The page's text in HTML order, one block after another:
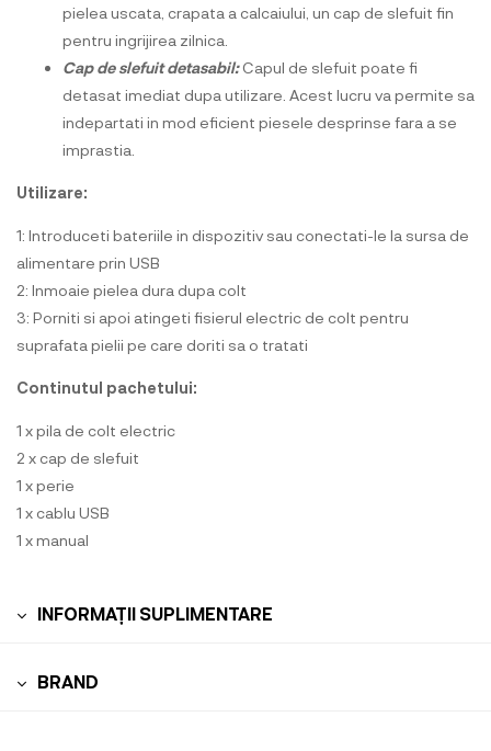
pielea uscata, crapata a calcaiului, un cap de slefuit fin
pentru ingrijirea zilnica.
Cap de slefuit detasabil:Capul de slefuit poate fi
detasat imediat dupa utilizare. Acest lucru va permite sa
indepartati in mod eficient piesele desprinse fara a se
imprastia.
Utilizare:
1: Introduceti bateriile in dispozitiv sau conectati-le la sursa de
alimentare prin USB
2: Inmoaie pielea dura dupa colt
3: Porniti si apoi atingeti fisierul electric de colt pentru
suprafata pielii pe care doriti sa o tratati
Continutul pachetului:
1 x pila de colt electric
2 x cap de slefuit
1 x perie
1 x cablu USB
1 x manual
INFORMAȚII SUPLIMENTARE
BRAND